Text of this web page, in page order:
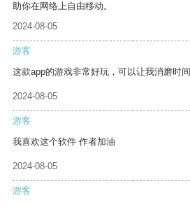
助你在网络上自由移动。
2024-08-05
游客
这款app的游戏非常好玩，可以让我消磨时间
2024-08-05
游客
我喜欢这个软件 作者加油
2024-08-05
游客